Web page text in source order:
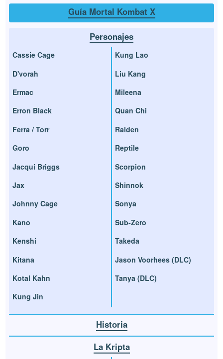
Guía Mortal Kombat X
Personajes
Cassie Cage
D'vorah
Ermac
Erron Black
Ferra / Torr
Goro
Jacqui Briggs
Jax
Johnny Cage
Kano
Kenshi
Kitana
Kotal Kahn
Kung Jin
Kung Lao
Liu Kang
Mileena
Quan Chi
Raiden
Reptile
Scorpion
Shinnok
Sonya
Sub-Zero
Takeda
Jason Voorhees (DLC)
Tanya (DLC)
Historia
La Kripta